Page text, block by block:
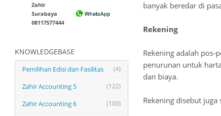
Zahir
Surabaya
08117577444
KNOWLEDGEBASE
(4)
Pemilihan Edisi dan Fasilitas
(122)
Zahir Accounting 5
(100)
Zahir Accounting 6
banyak beredar di
Rekening
Rekening adalah
penurunan untuk
dan biaya.
Rekening disebut